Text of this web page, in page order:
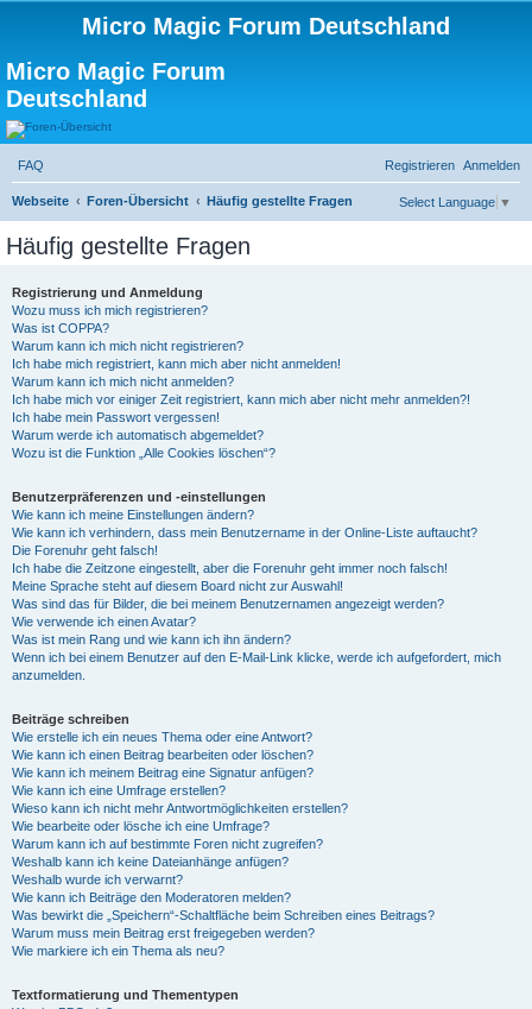
Micro Magic Forum Deutschland
Micro Magic Forum
Deutschland
FAQ Anmelden
Registrieren
Webseite Foren-Übersicht Häufig gestellte Fragen Select Language ▼
Häufig gestellte Fragen
Registrierung und Anmeldung
Wozu muss ich mich registrieren?
Was ist COPPA?
Warum kann ich mich nicht registrieren?
Ich habe mich registriert, kann mich aber nicht anmelden!
Warum kann ich mich nicht anmelden?
Ich habe mich vor einiger Zeit registriert, kann mich aber nicht mehr anmelden?!
Ich habe mein Passwort vergessen!
Warum werde ich automatisch abgemeldet?
Wozu ist die Funktion „Alle Cookies löschen“?
Benutzerpräferenzen und -einstellungen
Wie kann ich meine Einstellungen ändern?
Wie kann ich verhindern, dass mein Benutzername in der Online-Liste auftaucht?
Die Forenuhr geht falsch!
Ich habe die Zeitzone eingestellt, aber die Forenuhr geht immer noch falsch!
Meine Sprache steht auf diesem Board nicht zur Auswahl!
Was sind das für Bilder, die bei meinem Benutzernamen angezeigt werden?
Wie verwende ich einen Avatar?
Was ist mein Rang und wie kann ich ihn ändern?
Wenn ich bei einem Benutzer auf den E-Mail-Link klicke, werde ich aufgefordert, mich
anzumelden.
Beiträge schreiben
Wie erstelle ich ein neues Thema oder eine Antwort?
Wie kann ich einen Beitrag bearbeiten oder löschen?
Wie kann ich meinem Beitrag eine Signatur anfügen?
Wie kann ich eine Umfrage erstellen?
Wieso kann ich nicht mehr Antwortmöglichkeiten erstellen?
Wie bearbeite oder lösche ich eine Umfrage?
Warum kann ich auf bestimmte Foren nicht zugreifen?
Weshalb kann ich keine Dateianhänge anfügen?
Weshalb wurde ich verwarnt?
Wie kann ich Beiträge den Moderatoren melden?
Was bewirkt die „Speichern“-Schaltfläche beim Schreiben eines Beitrags?
Warum muss mein Beitrag erst freigegeben werden?
Wie markiere ich ein Thema als neu?
Textformatierung und Thementypen